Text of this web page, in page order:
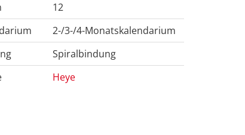
12
2-/3-/4-Monatskalendarium
Spiralbindung
Heye